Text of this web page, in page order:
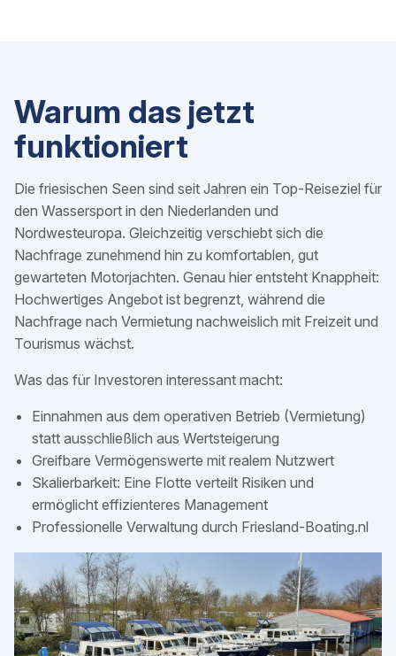
Warum das jetzt
funktioniert
Die friesischen Seen sind seit Jahren ein Top-Reiseziel für
den Wassersport in den Niederlanden und
Nordwesteuropa. Gleichzeitig verschiebt sich die
Nachfrage zunehmend hin zu komfortablen, gut
gewarteten Motorjachten. Genau hier entsteht Knappheit:
Hochwertiges Angebot ist begrenzt, während die
Nachfrage nach Vermietung nachweislich mit Freizeit und
Tourismus wächst.
Was das für Investoren interessant macht:
Einnahmen aus dem operativen Betrieb (Vermietung)
statt ausschließlich aus Wertsteigerung
Greifbare Vermögenswerte mit realem Nutzwert
Skalierbarkeit: Eine Flotte verteilt Risiken und
ermöglicht effizienteres Management
Professionelle Verwaltung durch Friesland-Boating.nl